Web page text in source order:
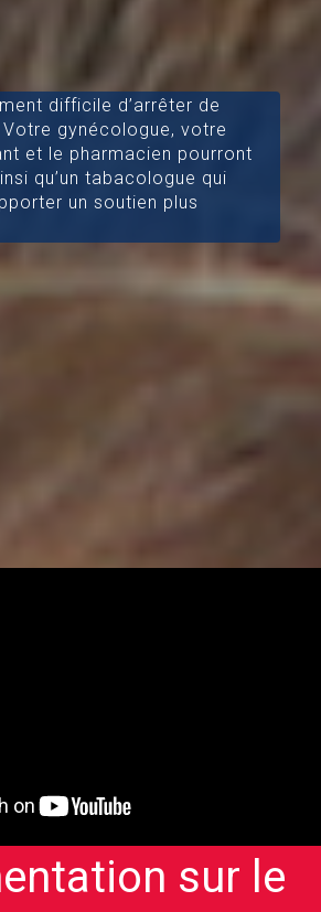
difficile d’arrêter de
gynécologue, votre
et le pharmacien pourront
qu’un tabacologue qui
un soutien plus
sur le